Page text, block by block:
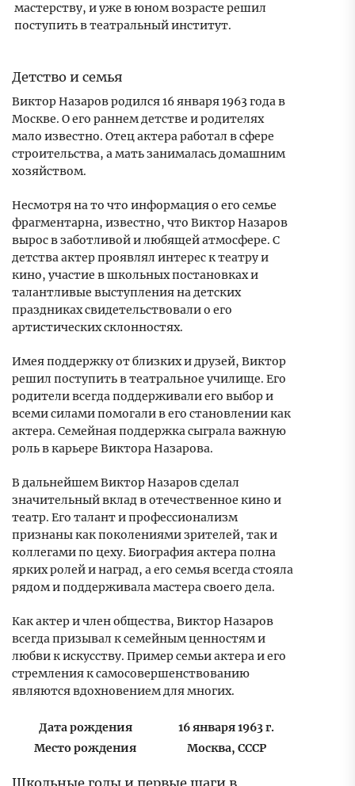
мастерству, и уже в юном возрасте решил
поступить в театральный институт.
Детство и семья
Виктор Назаров родился 16 января 1963 года в
Москве. О его раннем детстве и родителях
мало известно. Отец актера работал в сфере
строительства, а мать занималась домашним
хозяйством.
Несмотря на то что информация о его семье
фрагментарна, известно, что Виктор Назаров
вырос в заботливой и любящей атмосфере. С
детства актер проявлял интерес к театру и
кино, участие в школьных постановках и
талантливые выступления на детских
праздниках свидетельствовали о его
артистических склонностях.
Имея поддержку от близких и друзей, Виктор
решил поступить в театральное училище. Его
родители всегда поддерживали его выбор и
всеми силами помогали в его становлении как
актера. Семейная поддержка сыграла важную
роль в карьере Виктора Назарова.
В дальнейшем Виктор Назаров сделал
значительный вклад в отечественное кино и
театр. Его талант и профессионализм
признаны как поколениями зрителей, так и
коллегами по цеху. Биография актера полна
ярких ролей и наград, а его семья всегда стояла
рядом и поддерживала мастера своего дела.
Как актер и член общества, Виктор Назаров
всегда призывал к семейным ценностям и
любви к искусству. Пример семьи актера и его
стремления к самосовершенствованию
являются вдохновением для многих.
Дата рождения
16 января 1963 г.
Место рождения
Москва, СССР